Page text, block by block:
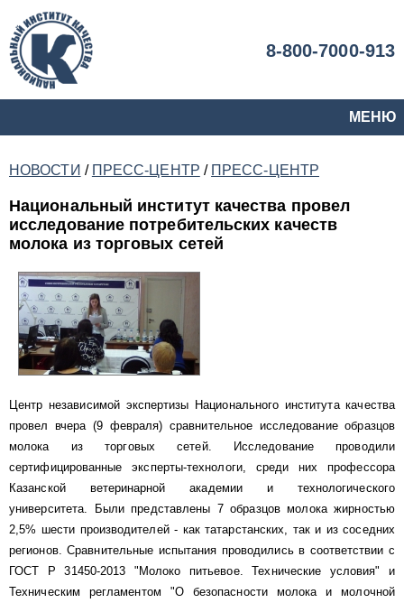
8-800-7000-913
МЕНЮ
НОВОСТИ / ПРЕСС-ЦЕНТР / ПРЕСС-ЦЕНТР
Национальный институт качества провел
исследование потребительских качеств
молока из торговых сетей
Центр независимой экспертизы Национального института качества
провел вчера (9 февраля) сравнительное исследование образцов
молока из торговых сетей. Исследование проводили
сертифицированные эксперты-технологи, среди них профессора
Казанской ветеринарной академии и технологического
университета. Были представлены 7 образцов молока жирностью
2,5% шести производителей - как татарстанских, так и из соседних
регионов. Сравнительные испытания проводились в соответствии с
ГОСТ Р 31450-2013 "Молоко питьевое. Технические условия" и
Техническим регламентом "О безопасности молока и молочной